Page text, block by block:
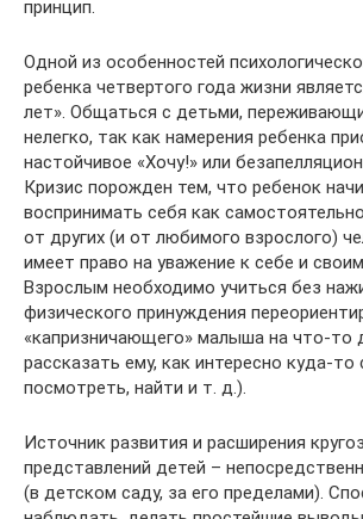
принцип.
Одной из особенностей
ребенка четвертого года жизни
лет». Общаться с детьми,
нелегко, так как намерения ребенка
настойчивое «Хочу!» или
Кризис порожден тем, что ребенок
воспринимать себя как
от других (и от любимого взрослого)
имеет право на уважение к себе и
Взрослым необходимо учиться без
физического принуждения
«капризничающего» малыша на что-то
рассказать ему, как интересно куда-
посмотреть, найти и т. д.).
Источник развития и расширения
представлений детей –
(в детском саду, за его пределами).